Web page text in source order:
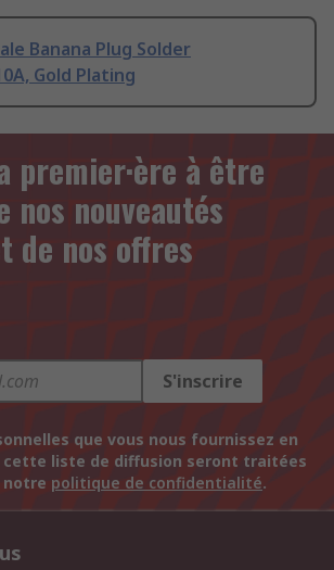
Banana Plug Solder
Gold Plating
premier·ère à être
nos nouveautés
de nos offres
S'inscrire
que vous nous fournissez en
cette liste de diffusion seront traitées
politique de confidentialité.